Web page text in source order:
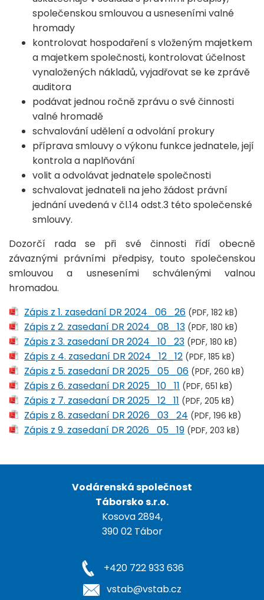
společenskou smlouvou a usneseními valné
hromady
kontrolovat hospodaření s vloženým majetkem
a majetkem společnosti, kontrolovat účelnost
vynaložených nákladů, vyjadřovat se ke zprávě
auditora
podávat jednou ročně zprávu o své činnosti
valné hromadě
schvalování udělení a odvolání prokury
příprava smlouvy o výkonu funkce jednatele, její
kontrola a naplňování
volit a odvolávat jednatele společnosti
schvalovat jednateli na jeho žádost právní
jednání uvedená v čl.14 odst.3 této společenské
smlouvy.
Dozorčí rada se při své činnosti řídí obecně
závaznými právními předpisy, touto společenskou
smlouvou a usneseními schválenými valnou
hromadou.
Zápis z 1. zasedaní DR 2024_06_26 (PDF, 182 kB)
Zápis z 2. zasedaní DR 2024_08_13 (PDF, 180 kB)
Zápis z 3. zasedaní DR 2024_10_23 (PDF, 180 kB)
Zápis z 4. zasedaní DR 2024_12_12 (PDF, 185 kB)
Zápis z 5. zasedaní DR 2025_05_06 (PDF, 260 kB)
Zápis z 6. zasedaní DR 2025_10_11 (PDF, 651 kB)
Zápis z 7. zasedaní DR 2025_12_11 (PDF, 205 kB)
Zápis z 8. zasedaní DR 2026_03_24 (PDF, 196 kB)
Zápis z 9. zasedaní DR 2026_05_19 (PDF, 203 kB)
Vodárenská společnost
Táborsko s.r.o.
Kosova 2894,
390 02 Tábor
+420 722 933 636
vstab@vstab.cz